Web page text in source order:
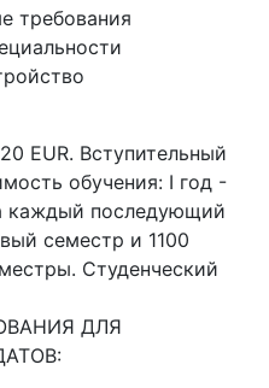
требования
EUR. Вступительный
обучения: I год -
каждый последующий
семестр и 1100
Студенческий
ДЛЯ